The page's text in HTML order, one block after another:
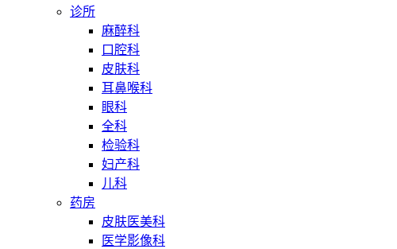
诊所
麻醉科
口腔科
皮肤科
耳鼻喉科
眼科
全科
检验科
妇产科
儿科
药房
皮肤医美科
医学影像科